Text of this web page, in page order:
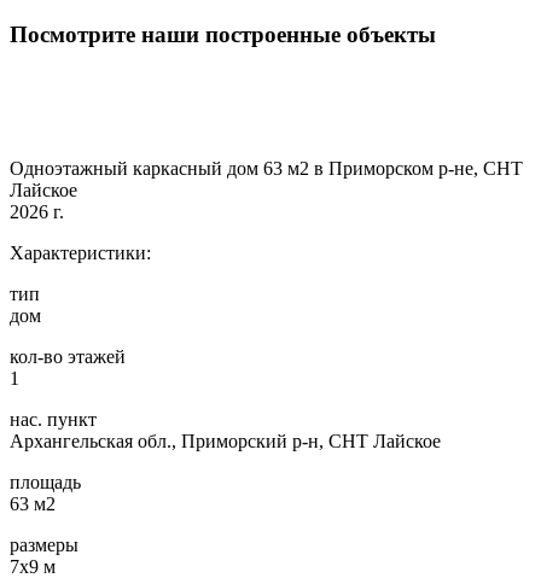
Посмотрите наши построенные объекты
Одноэтажный каркасный дом 63 м2 в Приморском р-не, СНТ
Лайское
2026 г.
Характеристики:
тип
дом
кол-во этажей
1
нас. пункт
Архангельская обл., Приморский р-н, СНТ Лайское
площадь
63 м2
размеры
7х9 м